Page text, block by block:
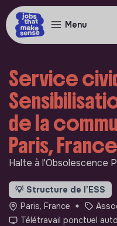
Menu
Service
de la
Paris, France
Halte à l'Obsolescence
💡 Structure de l’ESS
Paris, France
Télétravail ponctuel